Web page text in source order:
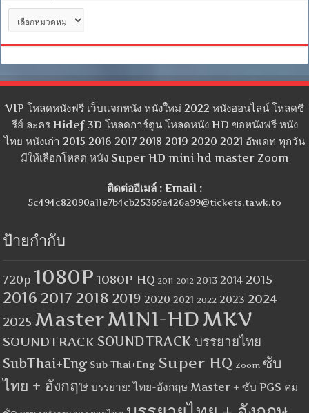
หมวด
หมู่
VIP โหลดหนังฟรี เว็บแจกหนัง หนังใหม่ 2022 หนังออนไลน์ โหลดซี
รีย์ ละคร Hidef 3D โหลดการ์ตูน โหลดหนัง HD ขอหนังฟรี หนัง
ไทย หนังเก่า 2015 2016 2017 2018 2019 2020 2021 อัพเดท ทุกวัน
มีให้เลือกโหลด หนัง Super HD mini hd master Zoom
ติดต่ออีเมล์ : Email :
5c494c82090a11e7b4cb25369a426a99@tickets.tawk.to
ป้ายกำกับ
720p 1080P 1080P HQ 2011 2012 2013 2014 2015
2016 2017 2018 2019 2020 2021 2022 2023 2024
2025 MasterMINI-HDMKV
SOUNDTRACK SOUNDTRACK บรรยายไทย
SubThai+Eng Sub Thai+Eng Super HQ Zoom ซับ
ไทย + อังกฤษ บรรยาย: ไทย-อังกฤษ Master + ซับ PGS คม